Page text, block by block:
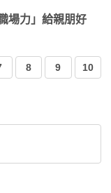
場力」給親朋好
8 9 10